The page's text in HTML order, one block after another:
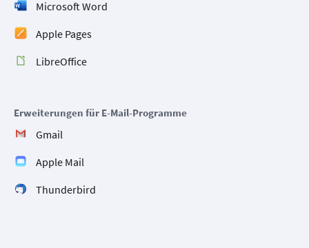
Microsoft Word
Apple Pages
LibreOffice
Erweiterungen für E-Mail-Programme
Gmail
Apple Mail
Thunderbird